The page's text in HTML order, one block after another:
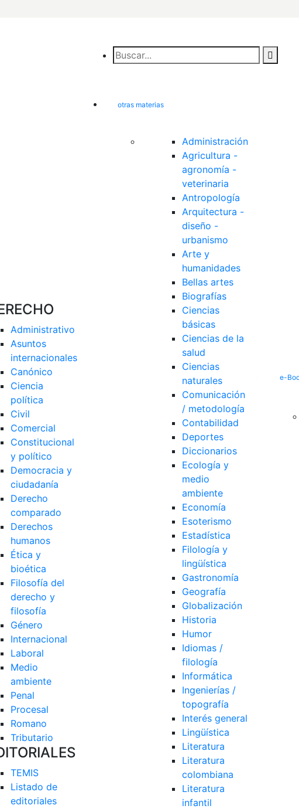
Administrativo
Asuntos
internacionales
Canónico
Ciencia
política
Civil
Comercial
Constitucional
y político
Democracia y
ciudadanía
Derecho
comparado
Derechos
humanos
Ética y
bioética
Filosofía del
derecho y
filosofía
Género
Internacional
Laboral
Medio
ambiente
Penal
Procesal
Romano
Tributario
TEMIS
Listado de
editoriales
otras materias
Administración
Agricultura -
agronomía -
veterinaria
Antropología
Arquitectura -
diseño -
urbanismo
Arte y
humanidades
Bellas artes
Biografías
Ciencias
básicas
Ciencias de la
salud
Ciencias
naturales
Comunicación
/ metodología
Contabilidad
Deportes
Diccionarios
Ecología y
medio
ambiente
Economía
Esoterismo
Estadística
Filología y
lingüística
Gastronomía
Geografía
Globalización
Historia
Humor
Idiomas /
filología
Informática
Ingenierías /
topografía
Interés general
Lingüística
Literatura
Literatura
colombiana
Literatura
infantil
e-